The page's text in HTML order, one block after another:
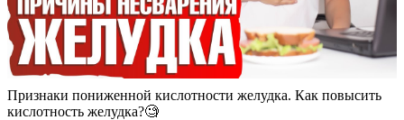
Признаки пониженной кислотности желудка. Как повысить
кислотность желудка?🧐